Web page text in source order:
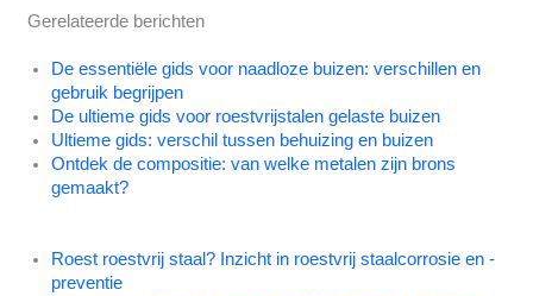
Gerelateerde berichten
De essentiële gids voor naadloze buizen: verschillen en
gebruik begrijpen
De ultieme gids voor roestvrijstalen gelaste buizen
Ultieme gids: verschil tussen behuizing en buizen
Ontdek de compositie: van welke metalen zijn brons
gemaakt?
Roest roestvrij staal? Inzicht in roestvrij staalcorrosie en -
preventie